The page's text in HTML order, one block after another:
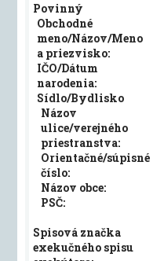
Povinný
Obchodné
meno/Názov/Meno
a priezvisko:
IČO/Dátum
narodenia:
Sídlo/Bydlisko
Názov
ulice/verejného
priestranstva:
Orientačné/súpisné
číslo:
Názov obce:
PSČ:
Spisová značka
exekučného spisu